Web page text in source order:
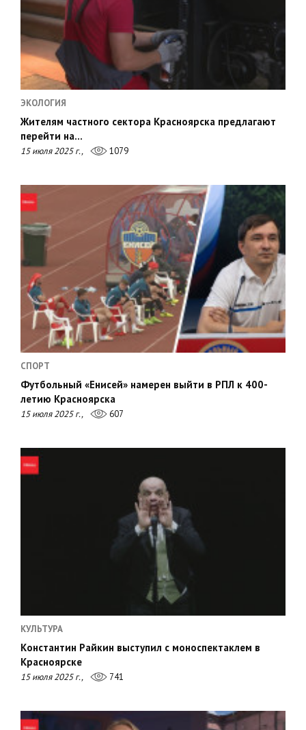
ЭКОЛОГИЯ
Жителям частного сектора Красноярска предлагают
перейти на…
15 июля 2025 г., 1079
СПОРТ
Футбольный «Енисей» намерен выйти в РПЛ к 400-
летию Красноярска
15 июля 2025 г., 607
КУЛЬТУРА
Константин Райкин выступил с моноспектаклем в
Красноярске
15 июля 2025 г., 741